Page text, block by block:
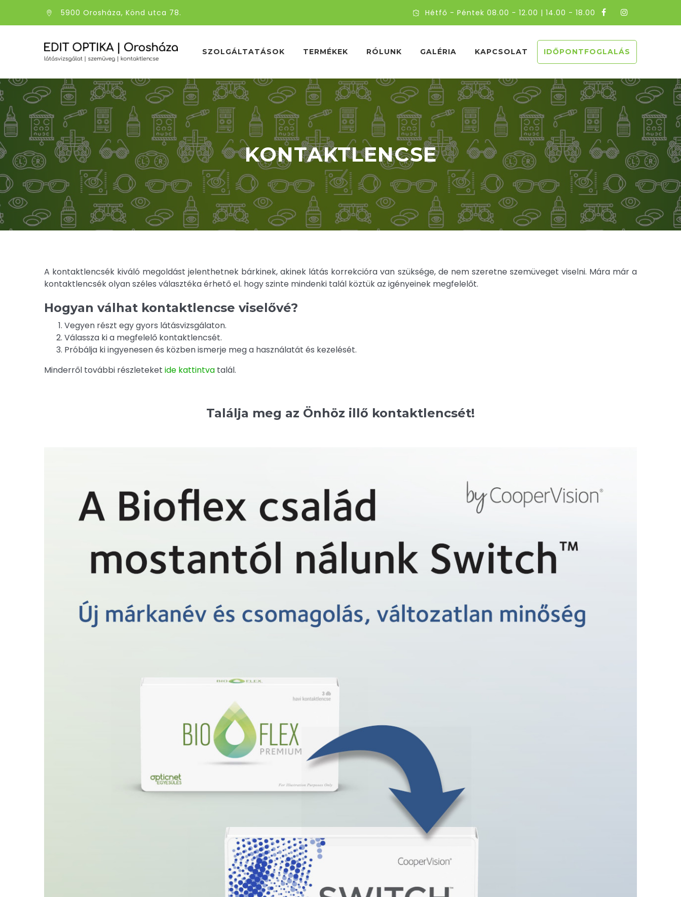
5900 Orosháza, Könd utca 78. Hétfő - Péntek 08.00 - 12.00 | 14.00 - 18.00
SZOLGÁLTATÁSOK TERMÉKEK RÓLUNK GALÉRIA KAPCSOLAT IDŐPONTFOGLALÁS
KONTAKTLENCSE
A kontaktlencsék kiváló megoldást jelenthetnek bárkinek, akinek látás korrekcióra van szüksége, de nem szeretne szemüveget viselni. Mára már a
kontaktlencsék olyan széles választéka érhető el. hogy szinte mindenki talál köztük az igényeinek megfelelőt.
Hogyan válhat kontaktlencse viselővé?
Vegyen részt egy gyors látásvizsgálaton.
Válassza ki a megfelelő kontaktlencsét.
Próbálja ki ingyenesen és közben ismerje meg a használatát és kezelését.
Minderről további részleteket ide kattintva talál.
Találja meg az Önhöz illő kontaktlencsét!